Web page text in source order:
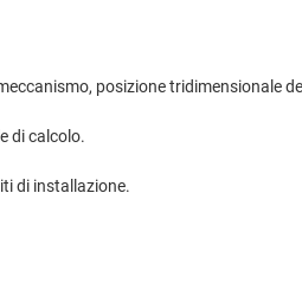
posizione tridimensionale
di calcolo.
di installazione.